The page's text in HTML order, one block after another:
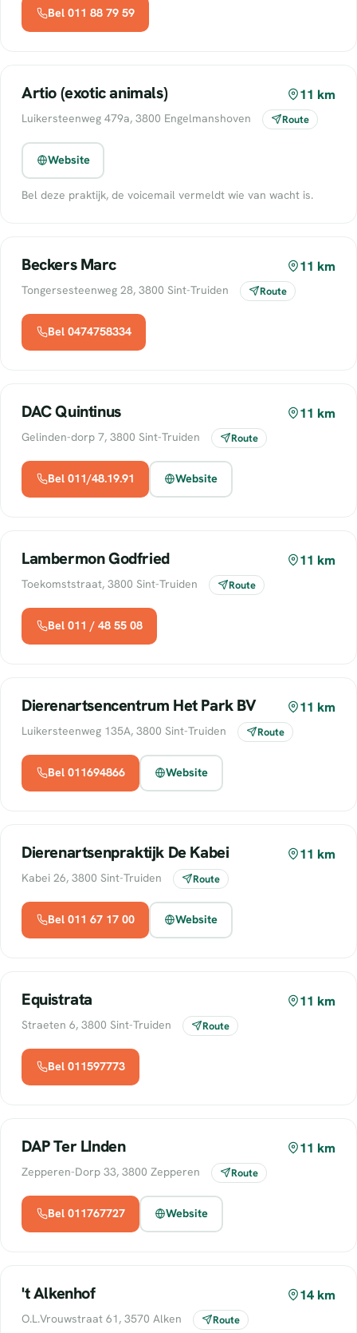
Bel 011 88 79 59
Artio (exotic animals) 11 km
Luikersteenweg 479a, 3800 Engelmanshoven Route
Website
Bel deze praktijk, de voicemail vermeldt wie van wacht is.
Beckers Marc 11 km
Tongersesteenweg 28, 3800 Sint-Truiden Route
Bel 0474758334
DAC Quintinus 11 km
Gelinden-dorp 7, 3800 Sint-Truiden Route
Bel 011/48.19.91 Website
Lambermon Godfried 11 km
Toekomststraat, 3800 Sint-Truiden Route
Bel 011 / 48 55 08
Dierenartsencentrum Het Park BV 11 km
Luikersteenweg 135A, 3800 Sint-Truiden Route
Bel 011694866 Website
Dierenartsenpraktijk De Kabei 11 km
Kabei 26, 3800 Sint-Truiden Route
Bel 011 67 17 00 Website
Equistrata 11 km
Straeten 6, 3800 Sint-Truiden Route
Bel 011597773
DAP Ter LInden 11 km
Zepperen-Dorp 33, 3800 Zepperen Route
Bel 011767727 Website
't Alkenhof 14 km
O.L.Vrouwstraat 61, 3570 Alken Route